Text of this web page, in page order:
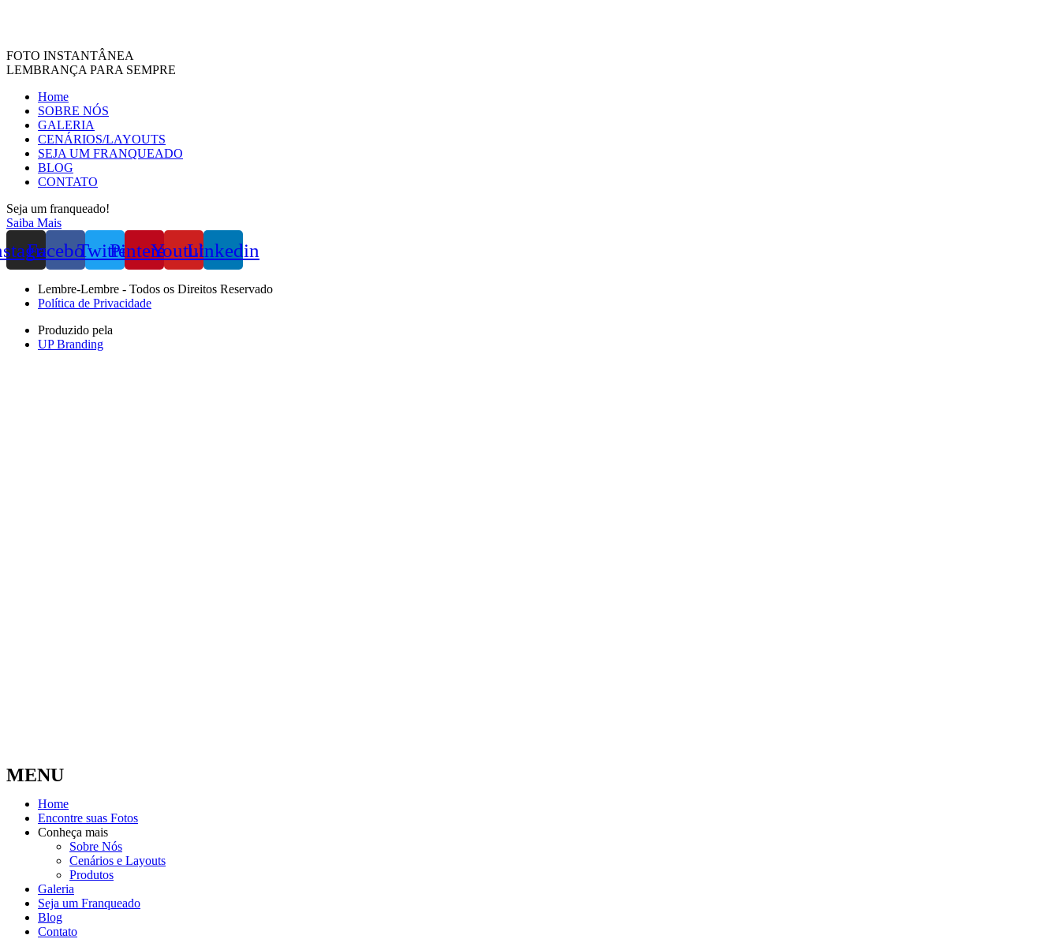
FOTO INSTANTÂNEA
LEMBRANÇA PARA SEMPRE
Home
SOBRE NÓS
GALERIA
CENÁRIOS/LAYOUTS
SEJA UM FRANQUEADO
BLOG
CONTATO
Seja um franqueado!
Saiba Mais
FacebookTwitterPinterestYoutubeLinkedin
Lembre-Lembre - Todos os Direitos Reservado
Política de Privacidade
Produzido pela
UP Branding
MENU
Home
Encontre suas Fotos
Conheça mais
Sobre Nós
Cenários e Layouts
Produtos
Galeria
Seja um Franqueado
Blog
Contato